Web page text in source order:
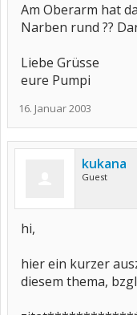
Am Oberarm hat
Narben rund ??
Liebe Grüsse
eure Pumpi
16. Januar 2003
kukana
Guest
hi,
hier ein kurzer
diesem thema,